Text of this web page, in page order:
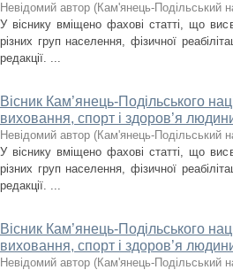
Невідомий автор (Кам'янець-Подільський
У віснику вміщено фахові статті, що
різних груп населення, фізичної
редакції. ...
Вісник Кам’янець-Подільського
виховання, спорт і здоров’я
Невідомий автор (Кам'янець-Подільський
У віснику вміщено фахові статті, що
різних груп населення, фізичної
редакції. ...
Вісник Кам’янець-Подільського
виховання, спорт і здоров’я
Невідомий автор (Кам'янець-Подільський